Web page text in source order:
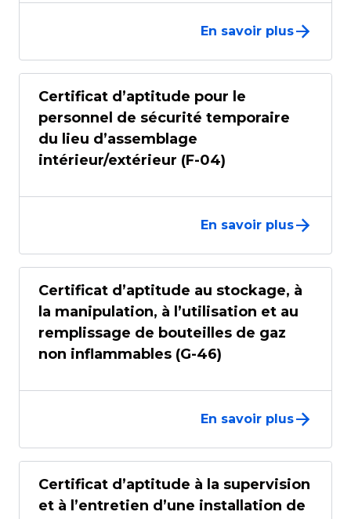
En savoir plus
Certificat d’aptitude pour le
personnel de sécurité temporaire
du lieu d’assemblage
intérieur/extérieur (F-04)
En savoir plus
Certificat d’aptitude au stockage, à
la manipulation, à l’utilisation et au
remplissage de bouteilles de gaz
non inflammables (G-46)
En savoir plus
Certificat d’aptitude à la supervision
et à l’entretien d’une installation de